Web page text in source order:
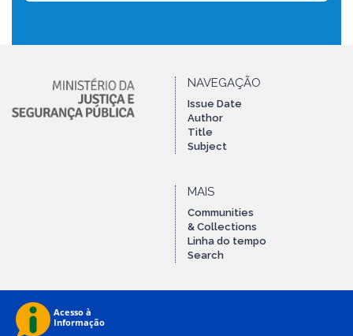
NAVEGAÇÃO
Issue Date
Author
Title
Subject
MAIS
Communities
& Collections
Linha do tempo
Search